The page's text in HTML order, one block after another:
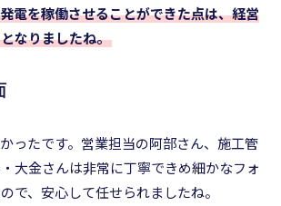
電を稼働させることができた点は、経営
なりましたね。
ったです。営業担当の阿部さん、施工管
大金さんは非常に丁寧できめ細かなフォ
で、安心して任せられましたね。